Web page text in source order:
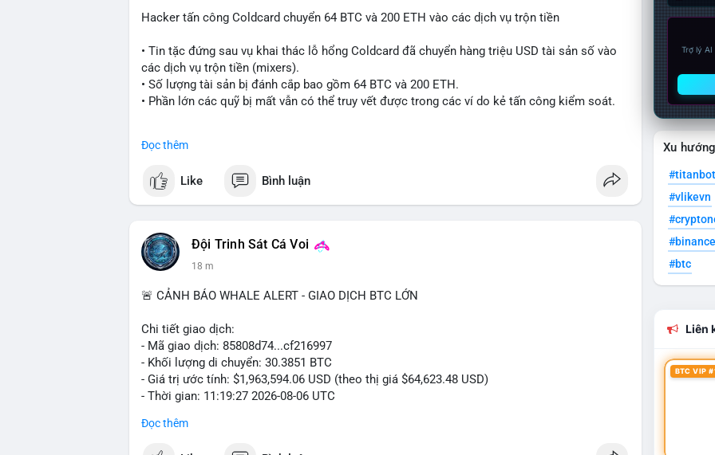
Hacker tấn công Coldcard chuyển 64 BTC và 200 ETH vào các dịch vụ trộn tiền
• Tin tặc đứng sau vụ khai thác lỗ hổng Coldcard đã chuyển hàng triệu USD tài sản số vào
các dịch vụ trộn tiền (mixers).
• Số lượng tài sản bị đánh cắp bao gồm 64 BTC và 200 ETH.
• Phần lớn các quỹ bị mất vẫn có thể truy vết được trong các ví do kẻ tấn công kiểm soát.
#vlikevn #titanbot
📰 Nguồn: Cointelegraph
Đọc thêm
Like Bình luận
Đội Trinh Sát Cá Voi
18 m
🚨 CẢNH BÁO WHALE ALERT - GIAO DỊCH BTC LỚN
Chi tiết giao dịch:
- Mã giao dịch: 85808d74...cf216997
- Khối lượng di chuyển: 30.3851 BTC
- Giá trị ước tính: $1,963,594.06 USD (theo thị giá $64,623.48 USD)
- Thời gian: 11:19:27 2026-08-06 UTC
Nhận định phân tích: Giao dịch gần 2 triệu USD này cho thấy dấu hiệu của một tổ chức lớn
Đọc thêm
Trợ lý
Xu
#titanbot
#vlikevn
#btc
Liên
BTC VIP